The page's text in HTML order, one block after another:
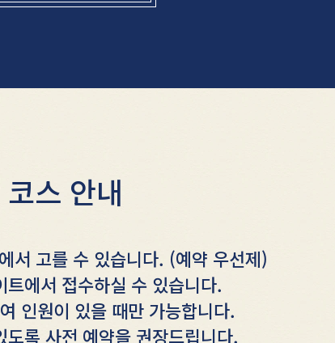
스 안내
서 고를 수 있습니다. (예약 우선제)
에서 접수하실 수 있습니다.
인원이 있을 때만 가능합니다.
록 사전 예약을 권장드립니다.